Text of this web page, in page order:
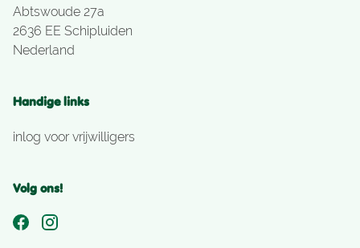
Abtswoude 27a
2636 EE Schipluiden
Nederland
Handige links
inlog voor vrijwilligers
Volg ons!